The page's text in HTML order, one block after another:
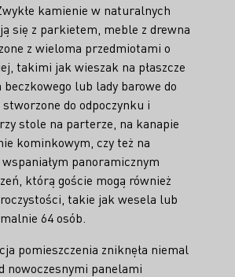
kamienie w naturalnych
się z parkietem, meble z drewna
z wieloma przedmiotami o
takimi jak wieszak na płaszcze
lub lady barowe do
do odpoczynku i
stole na parterze, na kanapie
kominkowym, czy też na
panoramicznym
którą goście mogą również
takie jak wesela lub
64 osób.
pomieszczenia zniknęła niemal
nowoczesnymi panelami